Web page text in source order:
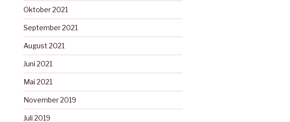
Oktober 2021
September 2021
August 2021
Juni 2021
Mai 2021
November 2019
Juli 2019